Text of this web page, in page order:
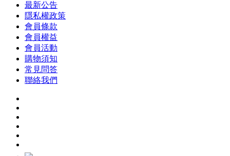
最新公告
隱私權政策
會員條款
會員權益
會員活動
購物須知
常見問答
聯絡我們